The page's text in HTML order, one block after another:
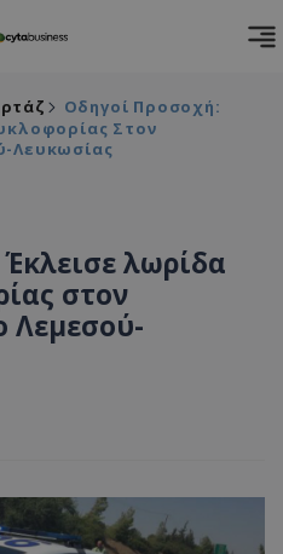
Οδηγοί Προσοχή:
Στον
Λευκωσίας
λωρίδα
στον
Λεμεσού-